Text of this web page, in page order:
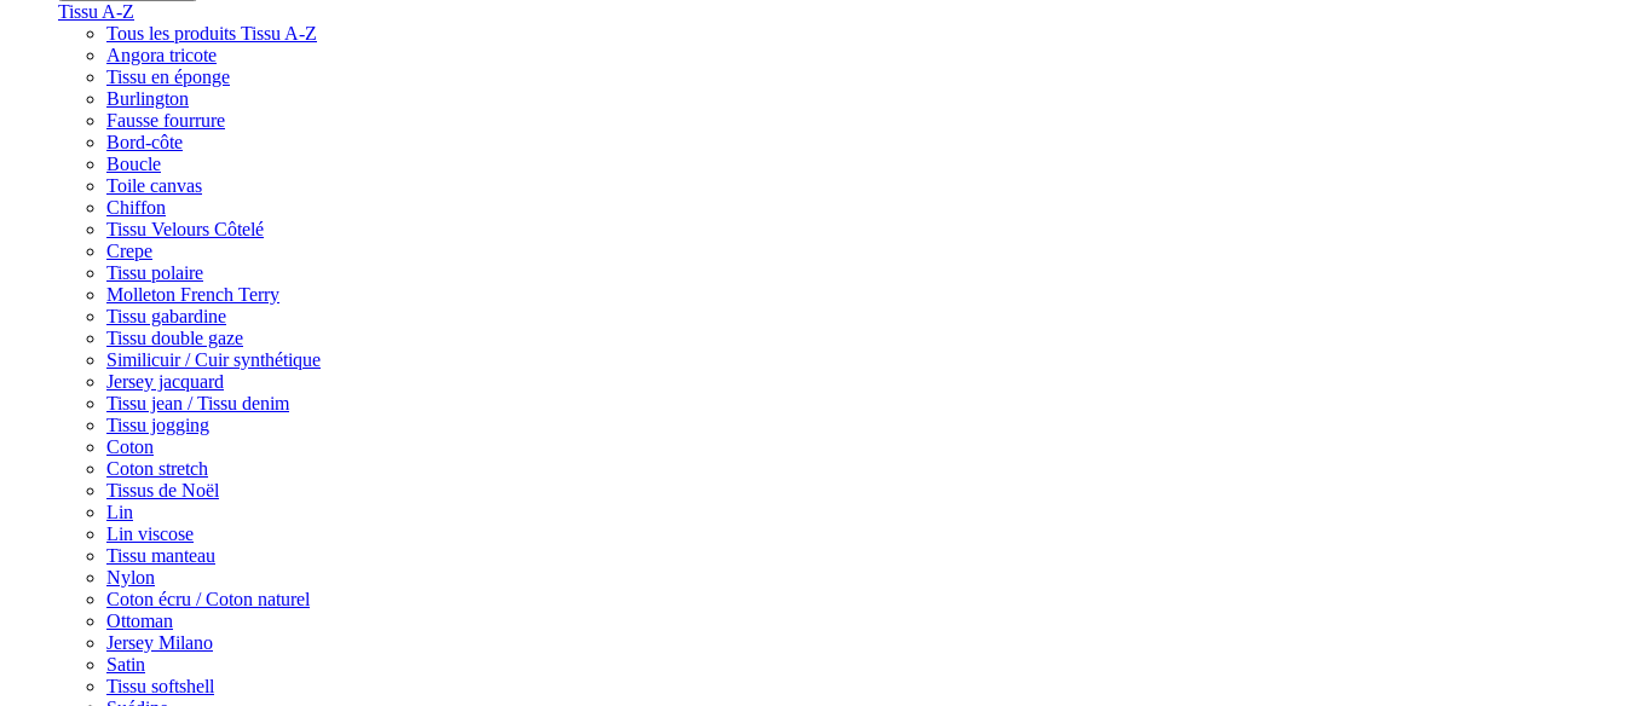
Tissu A-Z
Tous les produits Tissu A-Z
Angora tricote
Tissu en éponge
Burlington
Fausse fourrure
Bord-côte
Boucle
Toile canvas
Chiffon
Tissu Velours Côtelé
Crepe
Tissu polaire
Molleton French Terry
Tissu gabardine
Tissu double gaze
Similicuir / Cuir synthétique
Jersey jacquard
Tissu jean / Tissu denim
Tissu jogging
Coton
Coton stretch
Tissus de Noël
Lin
Lin viscose
Tissu manteau
Nylon
Coton écru / Coton naturel
Ottoman
Jersey Milano
Satin
Tissu softshell